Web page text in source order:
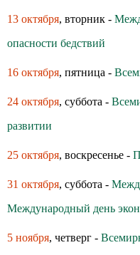
13 октября, вторник -
опасности бедствий
16 октября, пятница -
24 октября, суббота -
развитии
25 октября, воскресенье -
31 октября, суббота -
Международный день
5 ноября, четверг -